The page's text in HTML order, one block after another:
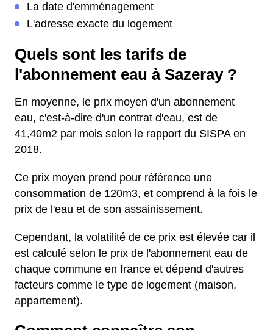
La date d'emménagement
L'adresse exacte du logement
Quels sont les tarifs de
l'abonnement eau à Sazeray ?
En moyenne, le prix moyen d'un abonnement
eau, c'est-à-dire d'un contrat d'eau, est de
41,40m2 par mois selon le rapport du SISPA en
2018.
Ce prix moyen prend pour référence une
consommation de 120m3, et comprend à la fois le
prix de l'eau et de son assainissement.
Cependant, la volatilité de ce prix est élevée car il
est calculé selon le prix de l'abonnement eau de
chaque commune en france et dépend d'autres
facteurs comme le type de logement (maison,
appartement).